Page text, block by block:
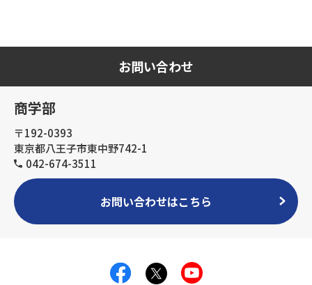
お問い合わせ
商学部
〒192-0393
東京都八王子市東中野742-1
042-674-3511
お問い合わせはこちら